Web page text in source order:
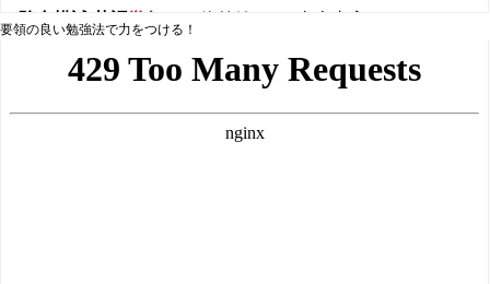
要領の良い勉強法で力をつける！